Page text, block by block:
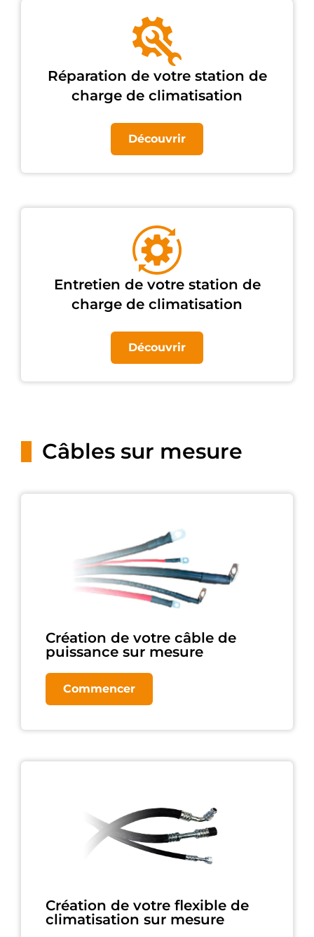
Réparation de votre station de
charge de climatisation
Découvrir
Entretien de votre station de
charge de climatisation
Découvrir
Câbles sur mesure
Création de votre câble de
puissance sur mesure
Commencer
Création de votre flexible de
climatisation sur mesure